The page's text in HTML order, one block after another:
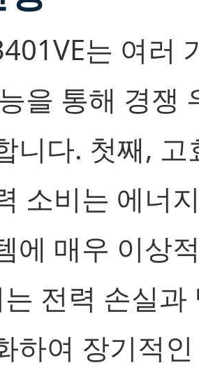
는 여러
을 통해 경쟁
니다. 첫째, 고
소비는 에너
에 매우 이상
전력 손실과
하여 장기적